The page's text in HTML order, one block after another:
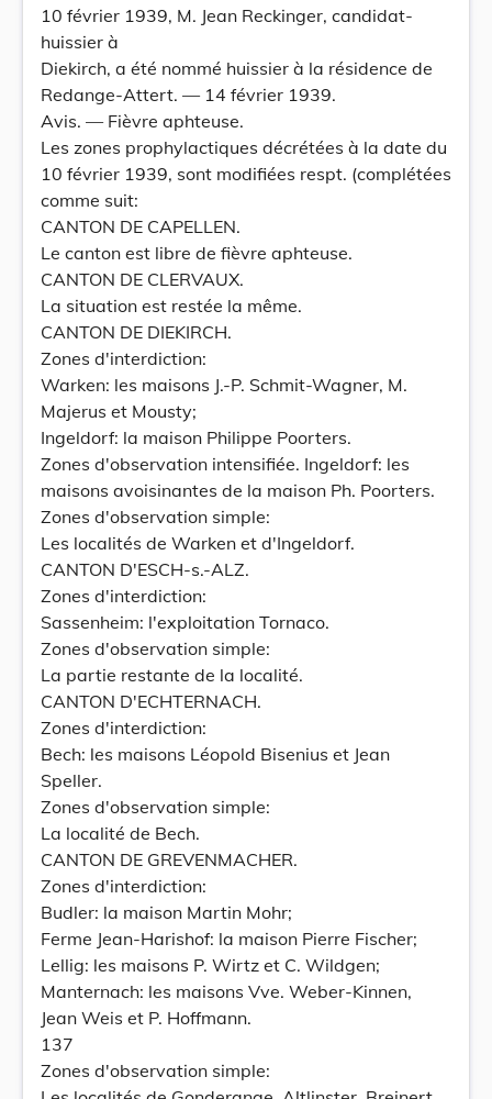
10 février 1939, M. Jean Reckinger, candidat-
huissier à
Diekirch, a été nommé huissier à la résidence de
Redange-Attert. — 14 février 1939.
Avis. — Fièvre aphteuse.
Les zones prophylactiques décrétées à la date du
10 février 1939, sont modifiées respt. (complétées
comme suit:
CANTON DE CAPELLEN.
Le canton est libre de fièvre aphteuse.
CANTON DE CLERVAUX.
La situation est restée la même.
CANTON DE DIEKIRCH.
Zones d'interdiction:
Warken: les maisons J.-P. Schmit-Wagner, M.
Majerus et Mousty;
Ingeldorf: la maison Philippe Poorters.
Zones d'observation intensifiée. Ingeldorf: les
maisons avoisinantes de la maison Ph. Poorters.
Zones d'observation simple:
Les localités de Warken et d'Ingeldorf.
CANTON D'ESCH-s.-ALZ.
Zones d'interdiction:
Sassenheim: l'exploitation Tornaco.
Zones d'observation simple:
La partie restante de la localité.
CANTON D'ECHTERNACH.
Zones d'interdiction:
Bech: les maisons Léopold Bisenius et Jean
Speller.
Zones d'observation simple:
La localité de Bech.
CANTON DE GREVENMACHER.
Zones d'interdiction:
Budler: la maison Martin Mohr;
Ferme Jean-Harishof: la maison Pierre Fischer;
Lellig: les maisons P. Wirtz et C. Wildgen;
Manternach: les maisons Vve. Weber-Kinnen,
Jean Weis et P. Hoffmann.
137
Zones d'observation simple: